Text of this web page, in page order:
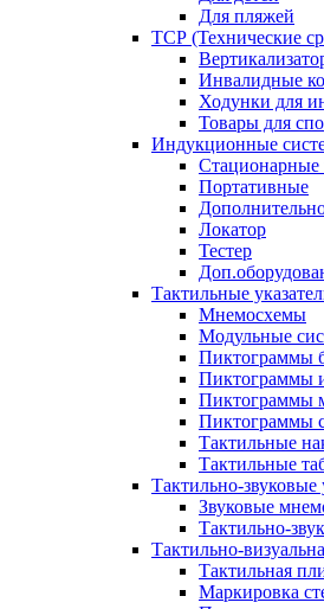
Для пляжей
ТСР (Технические
Инвалидные
Ходунки для
Товары для
Индукционные
Портативные
Локатор
Тестер
Тактильные
Мнемосхемы
Модульные
Пиктограммы
Пиктограммы
Пиктограммы
Пиктограммы
Тактильные
Тактильные
Тактильно-звуковые
Звуковые
Тактильно-
Тактильно-
Тактильная
Маркировка